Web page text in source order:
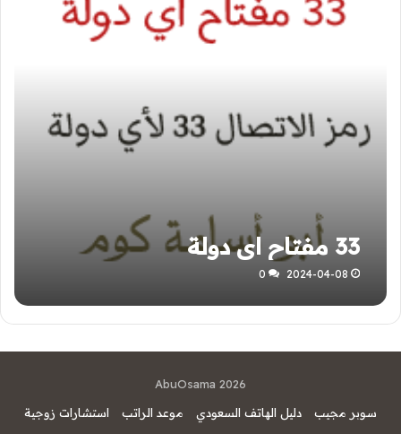
33 مفتاح اي دولة
2024-04-08
0
AbuOsama 2026
سوبر مجيب
دليل الهاتف السعودي موعد الراتب استشارات زوجية